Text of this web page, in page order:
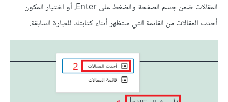
المقالات ضمن جسم الصفحة والضغط على Enter، أو اختيار المكون
أحدث المقالات من القائمة التي ستظهر أثناء كتابتك للعبارة السابقة.